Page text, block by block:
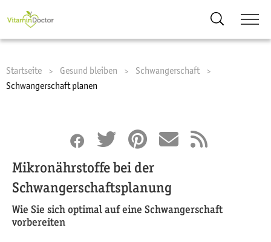
Startseite Gesund bleiben
Schwangerschaft
Current:
Schwangerschaft planen
Mikronährstoffe bei der
Schwangerschaftsplanung
Wie Sie sich optimal auf eine Schwangerschaft
vorbereiten